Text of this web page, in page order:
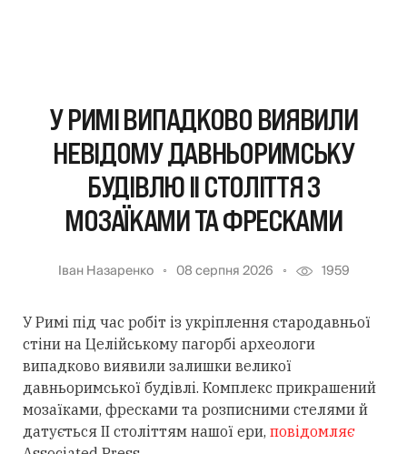
У РИМІ ВИПАДКОВО ВИЯВИЛИ
НЕВІДОМУ ДАВНЬОРИМСЬКУ
БУДІВЛЮ II СТОЛІТТЯ З
МОЗАЇКАМИ ТА ФРЕСКАМИ
Іван Назаренко 08 серпня 2026 1959
У Римі під час робіт із укріплення стародавньої
стіни на Целійському пагорбі археологи
випадково виявили залишки великої
давньоримської будівлі. Комплекс прикрашений
мозаїками, фресками та розписними стелями й
датується II століттям нашої ери, повідомляє